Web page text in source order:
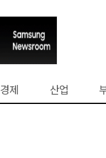
경제 산업